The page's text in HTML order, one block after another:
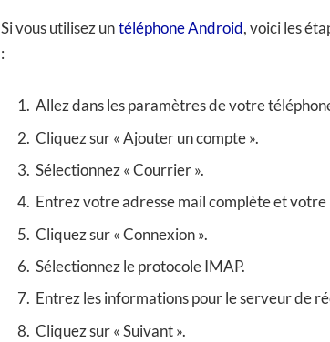
Si vous utilisez un téléphone Android, voici les
:
Allez dans les paramètres de votre
Cliquez sur « Ajouter un compte ».
Sélectionnez « Courrier ».
Entrez votre adresse mail complète et votre
Cliquez sur « Connexion ».
Sélectionnez le protocole IMAP.
Entrez les informations pour le serveur de
Cliquez sur « Suivant ».